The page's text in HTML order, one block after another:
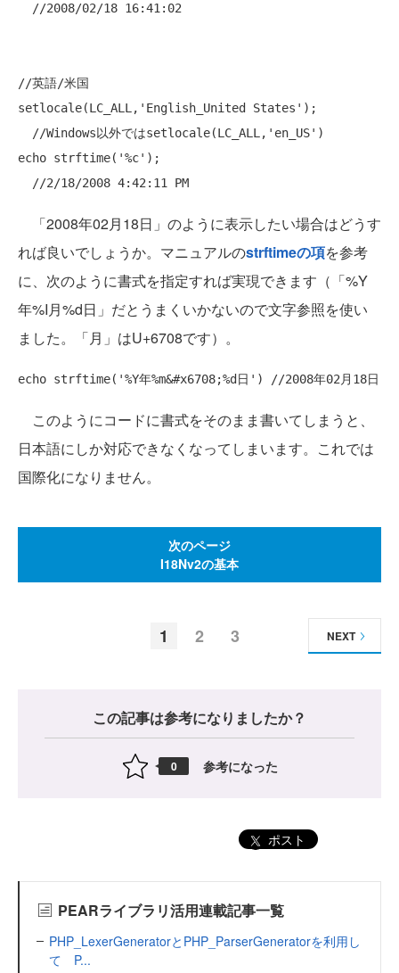
//2008/02/18 16:41:02
//英語/米国
setlocale(LC_ALL, 'English_United States' );
//Windows以外ではsetlocale(LC_ALL,'en_US')
echo strftime( '%c' );
//2/18/2008 4:42:11 PM
「2008年02月18日」のように表示したい場合はどうす
れば良いでしょうか。マニュアルのstrftimeの項を参考
に、次のように書式を指定すれば実現できます（「%Y
年%I月%d日」だとうまくいかないので文字参照を使い
ました。「月」はU+6708です）。
echo strftime( '%Y年%m&#x6708;%d日' ) //2008年02月18日
このようにコードに書式をそのまま書いてしまうと、
日本語にしか対応できなくなってしまいます。これでは
国際化になりません。
次のページ
I18Nv2の基本
1 2 3 NEXT
この記事は参考になりましたか？
0 参考になった
ポスト
PEARライブラリ活用連載記事一覧
PHP_LexerGeneratorとPHP_ParserGeneratorを利用し
て P...